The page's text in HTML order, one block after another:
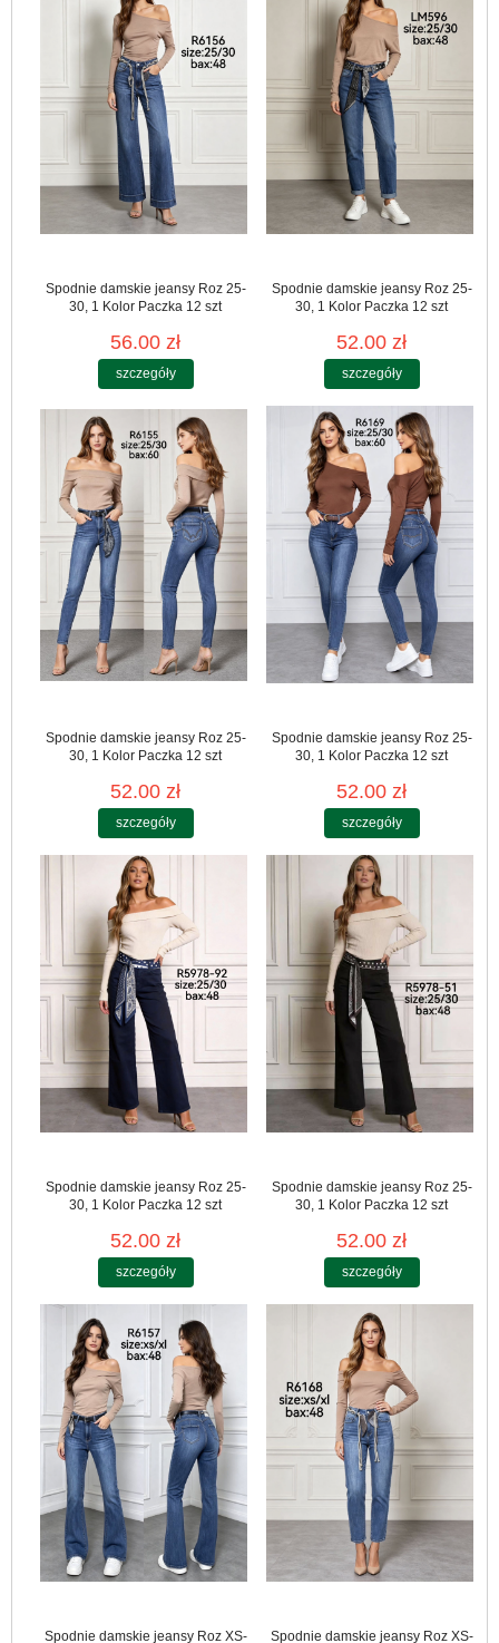
Spodnie damskie jeansy Roz 25-
30, 1 Kolor Paczka 12 szt
56.00 zł
szczegóły
Spodnie damskie jeansy Roz 25-
30, 1 Kolor Paczka 12 szt
52.00 zł
szczegóły
Spodnie damskie jeansy Roz 25-
30, 1 Kolor Paczka 12 szt
52.00 zł
szczegóły
Spodnie damskie jeansy Roz 25-
30, 1 Kolor Paczka 12 szt
52.00 zł
szczegóły
Spodnie damskie jeansy Roz 25-
30, 1 Kolor Paczka 12 szt
52.00 zł
szczegóły
Spodnie damskie jeansy Roz 25-
30, 1 Kolor Paczka 12 szt
52.00 zł
szczegóły
Spodnie damskie jeansy Roz XS- Spodnie damskie jeansy Roz XS-